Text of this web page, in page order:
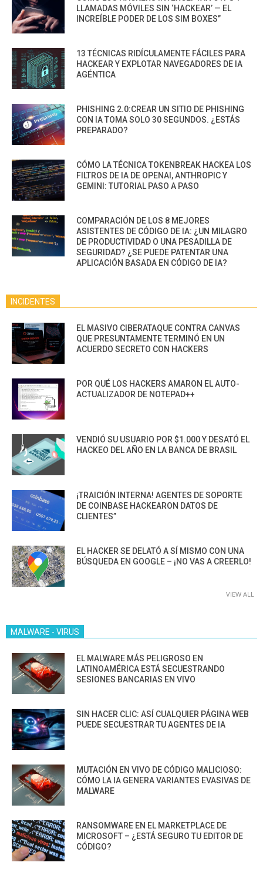
LLAMADAS MÓVILES SIN ‘HACKEAR’ — EL
INCREÍBLE PODER DE LOS SIM BOXES”
13 TÉCNICAS RIDÍCULAMENTE FÁCILES PARA
HACKEAR Y EXPLOTAR NAVEGADORES DE IA
AGÉNTICA
PHISHING 2.0:CREAR UN SITIO DE PHISHING
CON IA TOMA SOLO 30 SEGUNDOS. ¿ESTÁS
PREPARADO?
CÓMO LA TÉCNICA TOKENBREAK HACKEA LOS
FILTROS DE IA DE OPENAI, ANTHROPIC Y
GEMINI: TUTORIAL PASO A PASO
COMPARACIÓN DE LOS 8 MEJORES
ASISTENTES DE CÓDIGO DE IA: ¿UN MILAGRO
DE PRODUCTIVIDAD O UNA PESADILLA DE
SEGURIDAD? ¿SE PUEDE PATENTAR UNA
APLICACIÓN BASADA EN CÓDIGO DE IA?
INCIDENTES
EL MASIVO CIBERATAQUE CONTRA CANVAS
QUE PRESUNTAMENTE TERMINÓ EN UN
ACUERDO SECRETO CON HACKERS
POR QUÉ LOS HACKERS AMARON EL AUTO-
ACTUALIZADOR DE NOTEPAD++
VENDIÓ SU USUARIO POR $1.000 Y DESATÓ EL
HACKEO DEL AÑO EN LA BANCA DE BRASIL
¡TRAICIÓN INTERNA! AGENTES DE SOPORTE
DE COINBASE HACKEARON DATOS DE
CLIENTES”
EL HACKER SE DELATÓ A SÍ MISMO CON UNA
BÚSQUEDA EN GOOGLE – ¡NO VAS A CREERLO!
VIEW ALL
MALWARE - VIRUS
EL MALWARE MÁS PELIGROSO EN
LATINOAMÉRICA ESTÁ SECUESTRANDO
SESIONES BANCARIAS EN VIVO
SIN HACER CLIC: ASÍ CUALQUIER PÁGINA WEB
PUEDE SECUESTRAR TU AGENTES DE IA
MUTACIÓN EN VIVO DE CÓDIGO MALICIOSO:
CÓMO LA IA GENERA VARIANTES EVASIVAS DE
MALWARE
RANSOMWARE EN EL MARKETPLACE DE
MICROSOFT – ¿ESTÁ SEGURO TU EDITOR DE
CÓDIGO?